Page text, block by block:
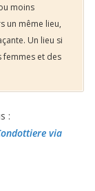
moins
un même lieu,
Un lieu si
femmes et des
:
via